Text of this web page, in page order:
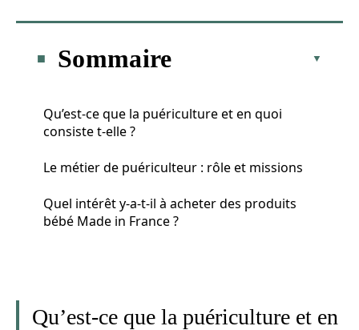
Sommaire
Qu’est-ce que la puériculture et en quoi
consiste t-elle ?
Le métier de puériculteur : rôle et missions
Quel intérêt y-a-t-il à acheter des produits
bébé Made in France ?
Qu’est-ce que la puériculture et en